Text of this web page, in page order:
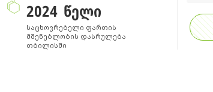
2024 ᲬᲔᲚᲘ
საცხოვრებელი ფართის
მშენებლობის დასრულება
თბილისში